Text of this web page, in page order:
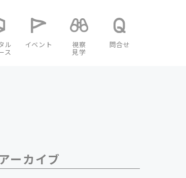
ル
ス
イベント 視察
見学
問合せ
アーカイブ